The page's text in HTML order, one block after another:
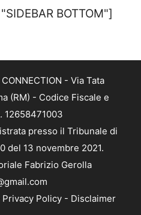
BOTTOM"]
- Via Tata
(RM) - Codice Fiscale e
12658471003
presso il Tribunale di
del 13 novembre 2021.
Fabrizio Gerolla
Privacy Policy - Disclaimer